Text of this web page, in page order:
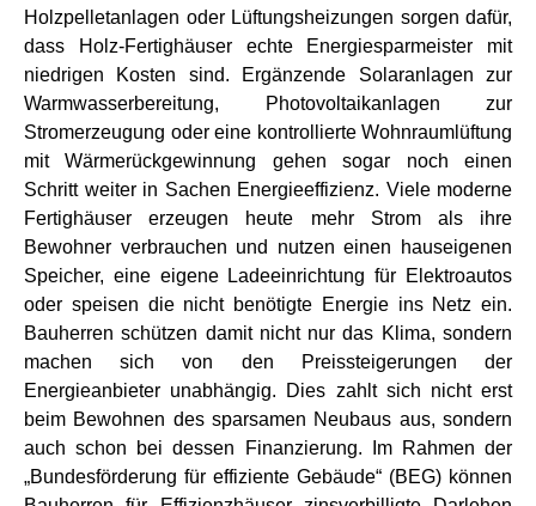
Holzpelletanlagen oder Lüftungsheizungen sorgen dafür,
dass Holz-Fertighäuser echte Energiesparmeister mit
niedrigen Kosten sind. Ergänzende Solaranlagen zur
Warmwasserbereitung, Photovoltaikanlagen zur
Stromerzeugung oder eine kontrollierte Wohnraumlüftung
mit Wärmerückgewinnung gehen sogar noch einen
Schritt weiter in Sachen Energieeffizienz. Viele moderne
Fertighäuser erzeugen heute mehr Strom als ihre
Bewohner verbrauchen und nutzen einen hauseigenen
Speicher, eine eigene Ladeeinrichtung für Elektroautos
oder speisen die nicht benötigte Energie ins Netz ein.
Bauherren schützen damit nicht nur das Klima, sondern
machen sich von den Preissteigerungen der
Energieanbieter unabhängig. Dies zahlt sich nicht erst
beim Bewohnen des sparsamen Neubaus aus, sondern
auch schon bei dessen Finanzierung. Im Rahmen der
„Bundesförderung für effiziente Gebäude“ (BEG) können